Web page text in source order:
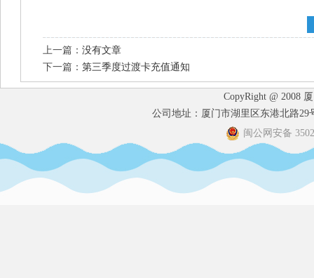
上一篇： 没有文章
下一篇： 第三季度过渡卡充值通知
CopyRight @ 2008
公司地址：厦门市湖里区东港北路29
闽公网安备